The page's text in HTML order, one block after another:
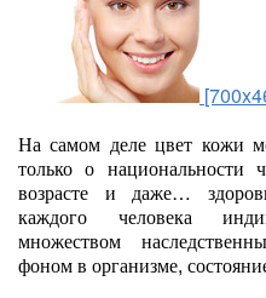
На самом деле цвет кожи
только о
возрасте и даже…
каждого человека
множеством
фоном в организме,